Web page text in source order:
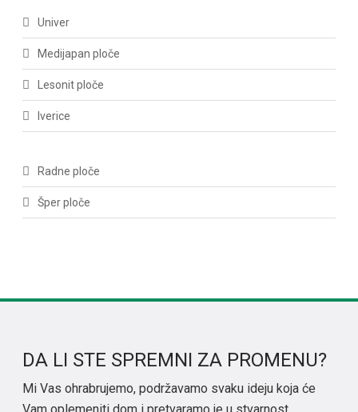
Univer
Medijapan ploče
Lesonit ploče
Iverice
Radne ploče
Šper ploče
DA LI STE SPREMNI ZA PROMENU?
Mi Vas ohrabrujemo, podržavamo svaku ideju koja će